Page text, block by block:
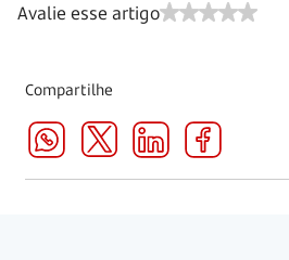
Avalie esse artigo
Compartilhe